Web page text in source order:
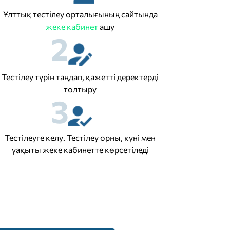
Ұлттық тестілеу орталығының сайтында
жеке кабинет ашу
2
Тестілеу түрін таңдап, қажетті деректерді
толтыру
3
Тестілеуге келу. Тестілеу орны, күні мен
уақыты жеке кабинетте көрсетіледі